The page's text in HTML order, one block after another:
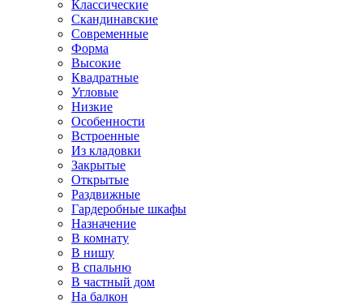
Классические
Скандинавские
Современные
Форма
Высокие
Квадратные
Угловые
Низкие
Особенности
Встроенные
Из кладовки
Закрытые
Открытые
Раздвижные
Гардеробные шкафы
Назначение
В комнату
В нишу
В спальню
В частный дом
На балкон